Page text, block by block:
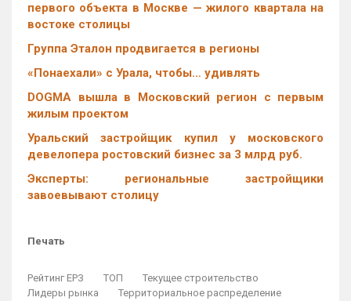
первого объекта в Москве — жилого квартала на
востоке столицы
Группа Эталон продвигается в регионы
«Понаехали» с Урала, чтобы… удивлять
DOGMA вышла в Московский регион с первым
жилым проектом
Уральский застройщик купил у московского
девелопера ростовский бизнес за 3 млрд руб.
Эксперты: региональные застройщики
завоевывают столицу
Печать
Рейтинг ЕРЗ ТОП
Текущее строительство
Лидеры рынка
Территориальное распределение